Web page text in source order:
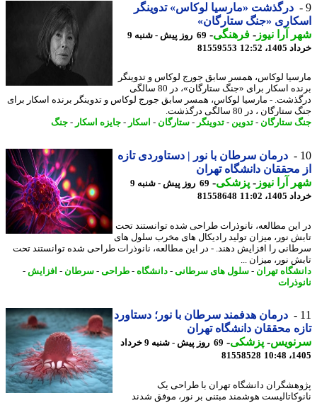
درگذشت «مارسیا لوکاس» تدوینگر
«جنگ ستارگان»
آرا نیوز-فرهنگی-
69 روز پیش - شنبه 9
12:52
81559553
لوکاس، همسر سابق جورج لوکاس و تدوینگر
برنده اسکار برای «جنگ ستارگان»، در 80 سالگی
- مارسیا لوکاس، همسر سابق جورج لوکاس و تدوینگر برنده اسکار برای
، در 80 سالگی درگذشت.
ستارگان -تدوین-تدوینگر-ستارگان -اسکار-جایزه اسکار-جنگ
درمان سرطان با نور | دستاوردی تازه
محققان دانشگاه تهران
آرا نیوز-پزشکی-
69 روز پیش - شنبه 9
11:02
81558648
مطالعه، نانوذرات طراحی شده توانستند تحت
نور، میزان تولید رادیکال های مخرب سلول های
را افزایش دهند. - در این مطالعه، نانوذرات طراحی شده توانستند تحت
نور، میزان ...
تهران- سلول های سرطانی-دانشگاه-طراحی -سرطان -افزایش
-
درمان هدفمند سرطان با نور؛ دستاورد
محققان دانشگاه تهران
-پزشکی-
69 روز پیش - شنبه 9 خرداد
81558528
دانشگاه تهران با طراحی یک
هوشمند مبتنی بر نور، موفق شدند